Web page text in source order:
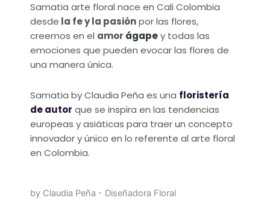
Samatia arte floral nace en Cali Colombia
desde la fe y la pasiónpor las flores,
creemos en el amor ágapey todas las
emociones que pueden evocar las flores de
una manera única.
Samatia by Claudia Peña es una floristería
de autor que se inspira en las tendencias
europeas y asiáticas para traer un concepto
innovador y único en lo referente al arte floral
en Colombia.
by Claudia Peña - Diseñadora Floral